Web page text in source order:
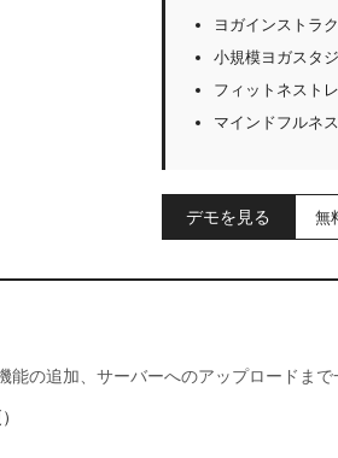
ヨガインストラ
小規模ヨガスタ
フィットネスト
マインドフルネ
デモを見る 無
の追加、サーバーへのアップロードまで